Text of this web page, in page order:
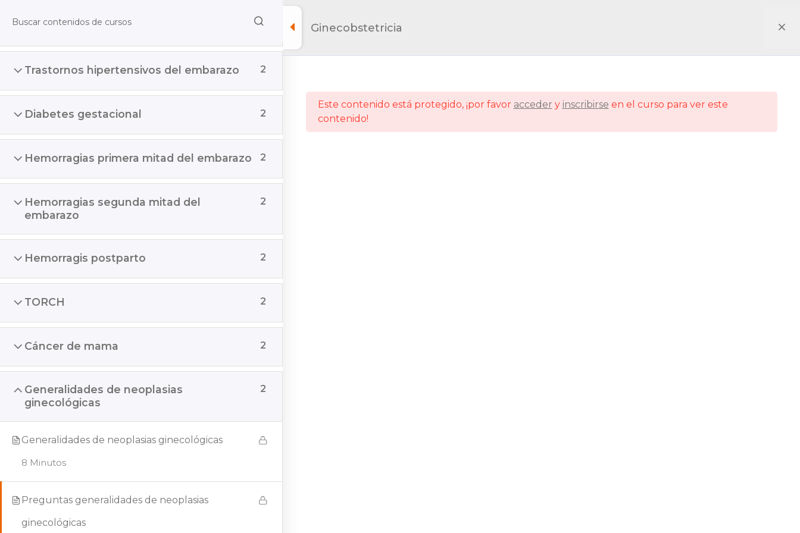
Ginecobstetricia
Control prenatal 2
Trastornos hipertensivos del embarazo 2
Diabetes gestacional 2
Hemorragias primera mitad del embarazo 2
Hemorragias segunda mitad del
embarazo
2
Hemorragis postparto 2
TORCH 2
Cáncer de mama 2
Generalidades de neoplasias
ginecológicas
2
Generalidades de neoplasias ginecológicas
8 Minutos
Preguntas generalidades de neoplasias
ginecológicas
Este contenido está protegido, ¡por favor acceder y inscribirse en el curso para ver este
contenido!